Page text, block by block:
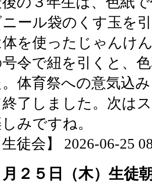
ニール袋のくす玉を
体を使ったじゃんけ
令で紐を引くと、
。体育祭への意気込
了しました。次は
みですね。
生徒会】 2026-06-25
月２５日（木）生徒